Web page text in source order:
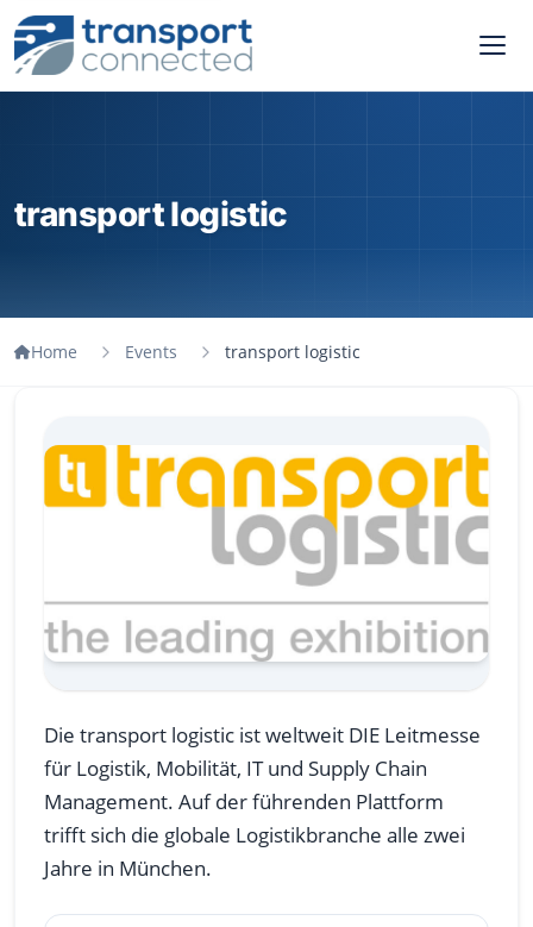
transport logistic
Home Events transport logistic
Die transport logistic ist weltweit DIE Leitmesse
für Logistik, Mobilität, IT und Supply Chain
Management. Auf der führenden Plattform
trifft sich die globale Logistikbranche alle zwei
Jahre in München.